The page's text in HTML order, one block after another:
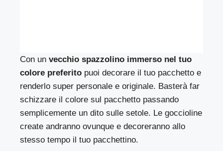
Con unvecchio spazzolino immerso nel tuo
colore preferito puoi decorare il tuo pacchetto e
renderlo super personale e originale. Basterà far
schizzare il colore sul pacchetto passando
semplicemente un dito sulle setole. Le goccioline
create andranno ovunque e decoreranno allo
stesso tempo il tuo pacchettino.